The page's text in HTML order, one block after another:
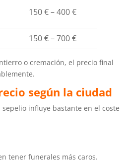
150 € – 400 €
150 € – 700 €
o cremación, el precio final
según la ciudad
influye bastante en el coste
tener funerales más caros.